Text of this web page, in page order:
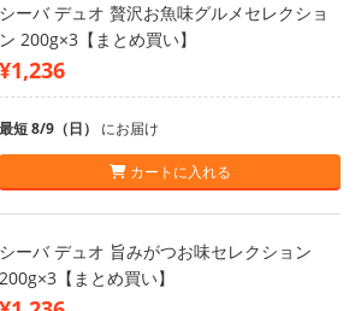
シーバ デュオ 贅沢お魚味グルメセレクショ
ン 200g×3【まとめ買い】
¥1,236
最短 8/9（日） にお届け
カートに入れる
シーバ デュオ 旨みがつお味セレクション
200g×3【まとめ買い】